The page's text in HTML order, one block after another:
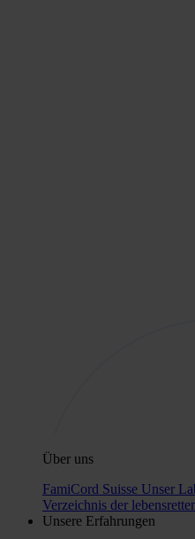
Über uns
FamiCord Suisse Unser
Verzeichnis der
Unsere Erfahrungen